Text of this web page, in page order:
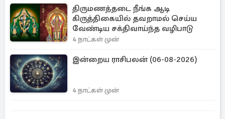
திருமணத்தடை நீங்க ஆடி
கிருத்திகையில் தவறாமல் செய்ய
வேண்டிய சக்திவாய்ந்த வழிபாடு
4 நாட்கள் முன்
இன்றைய ராசிபலன் (06-08-2026)
4 நாட்கள் முன்